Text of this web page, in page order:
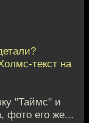
текст на
"Таймс" и
фото его же...